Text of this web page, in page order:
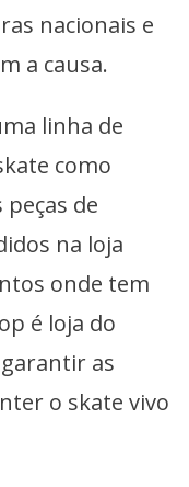
nacionais e
a causa.
linha de
como
de
na loja
onde tem
é loja do
as
o skate vivo